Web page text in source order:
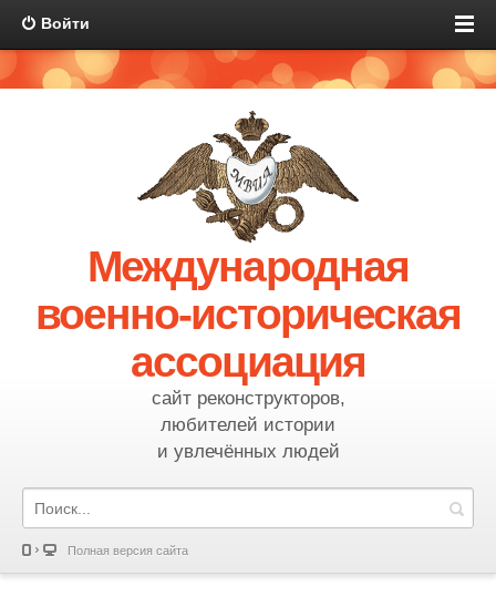
Войти
Международная
военно-историческая
ассоциация
сайт реконструкторов,
любителей истории
и увлечённых людей
Полная версия сайта